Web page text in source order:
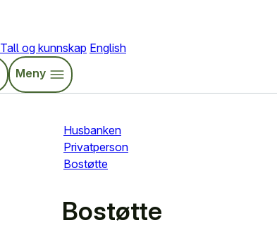
Tall og kunnskap English
Meny
Husbanken
Privatperson
Bostøtte
Bostøtte